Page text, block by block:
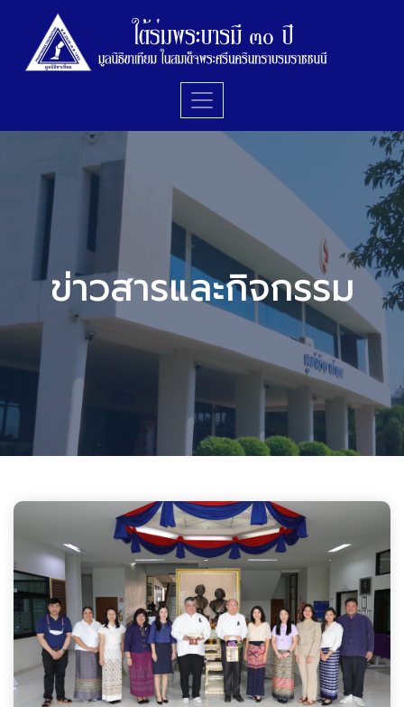
ข่าวสารและกิจกรรม